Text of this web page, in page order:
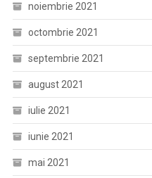
noiembrie 2021
octombrie 2021
septembrie 2021
august 2021
iulie 2021
iunie 2021
mai 2021